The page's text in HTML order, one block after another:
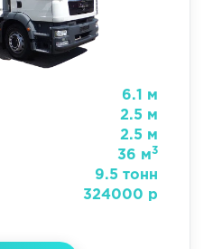
6.1 м
2.5 м
2.5 м
36 м3
9.5 тонн
324000 р